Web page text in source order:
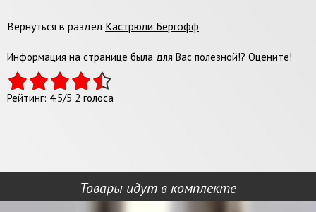
Вернуться в раздел Кастрюли Бергофф
Информация на странице была для Вас полезной!? Оцените!
Рейтинг: 4.5/5 2 голоса
Товары идут в комплекте